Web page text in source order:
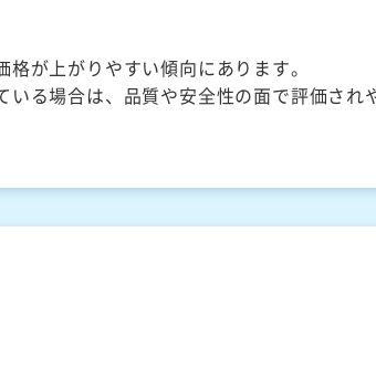
が上がりやすい傾向にあります。
いる場合は、品質や安全性の面で評価さ